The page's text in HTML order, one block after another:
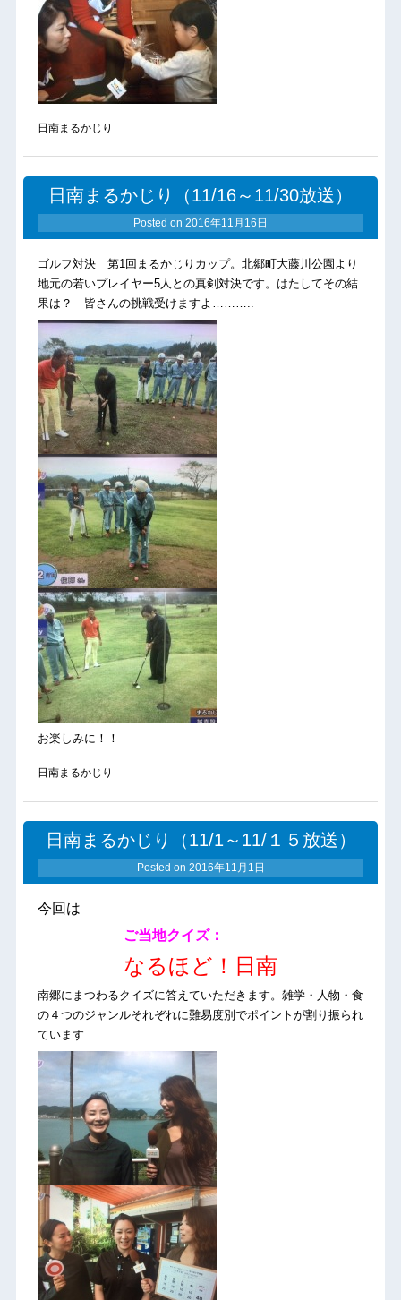
日南まるかじり
日南まるかじり（11/16～11/30放送）
Posted on 2016年11月16日
ゴルフ対決 第1回まるかじりカップ。北郷町大藤川公園より
地元の若いプレイヤー5人との真剣対決です。はたしてその結
果は？ 皆さんの挑戦受けますよ………..
お楽しみに！！
日南まるかじり
日南まるかじり（11/1～11/１５放送）
Posted on 2016年11月1日
今回は
ご当地クイズ：
なるほど！日南
南郷にまつわるクイズに答えていただきます。雑学・人物・食
の４つのジャンルそれぞれに難易度別でポイントが割り振られ
ています